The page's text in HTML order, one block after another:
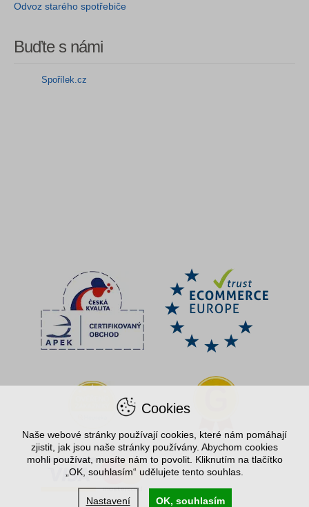
Odvoz starého spotřebiče
Buďte s námi
Spořílek.cz
Cookies
Naše webové stránky používají cookies, které nám pomáhají
zjistit, jak jsou naše stránky používány. Abychom cookies
mohli používat, musíte nám to povolit. Kliknutím na tlačítko
„OK, souhlasím“ udělujete tento souhlas.
Nastavení OK, souhlasím